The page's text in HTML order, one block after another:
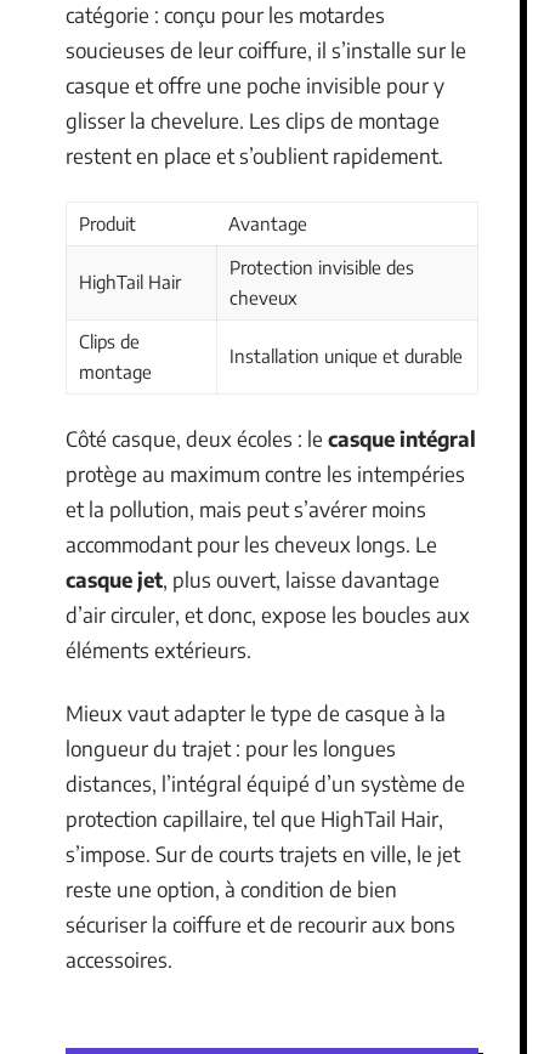
catégorie : conçu pour les motardes
soucieuses de leur coiffure, il s’installe sur le
casque et offre une poche invisible pour y
glisser la chevelure. Les clips de montage
restent en place et s’oublient rapidement.
Produit Avantage
HighTail Hair
Protection invisible des
cheveux
Clips de
montage
Installation unique et durable
Côté casque, deux écoles : le casque intégral
protège au maximum contre les intempéries
et la pollution, mais peut s’avérer moins
accommodant pour les cheveux longs. Le
casque jet, plus ouvert, laisse davantage
d’air circuler, et donc, expose les boucles aux
éléments extérieurs.
Mieux vaut adapter le type de casque à la
longueur du trajet : pour les longues
distances, l’intégral équipé d’un système de
protection capillaire, tel que HighTail Hair,
s’impose. Sur de courts trajets en ville, le jet
reste une option, à condition de bien
sécuriser la coiffure et de recourir aux bons
accessoires.